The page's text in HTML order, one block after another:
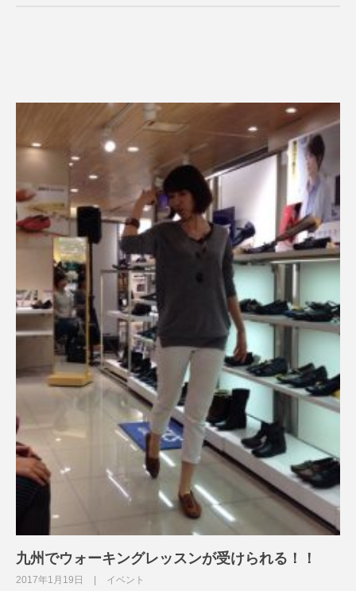
九州でウォーキングレッスンが受けられる！！
2017年1月19日 イベント